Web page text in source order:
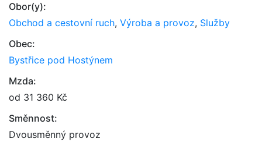
Obor(y):
Obchod a cestovní ruch, Výroba a provoz, Služby
Obec:
Bystřice pod Hostýnem
Mzda:
od 31 360 Kč
Směnnost:
Dvousměnný provoz